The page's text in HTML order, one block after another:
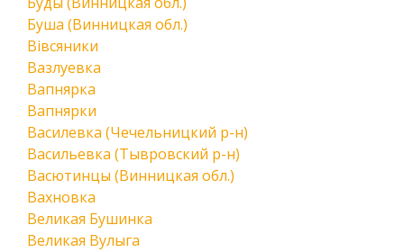
Буша (Винницкая обл.)
Вівсяники
Вазлуевка
Вапнярка
Вапнярки
Василевка (Чечельницкий р-н)
Васильевка (Тывровский р-н)
Васютинцы (Винницкая обл.)
Вахновка
Великая Бушинка
Великая Вулыга